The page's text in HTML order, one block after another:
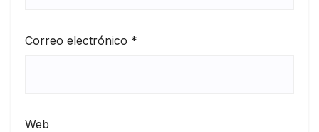
Correo electrónico *
Web